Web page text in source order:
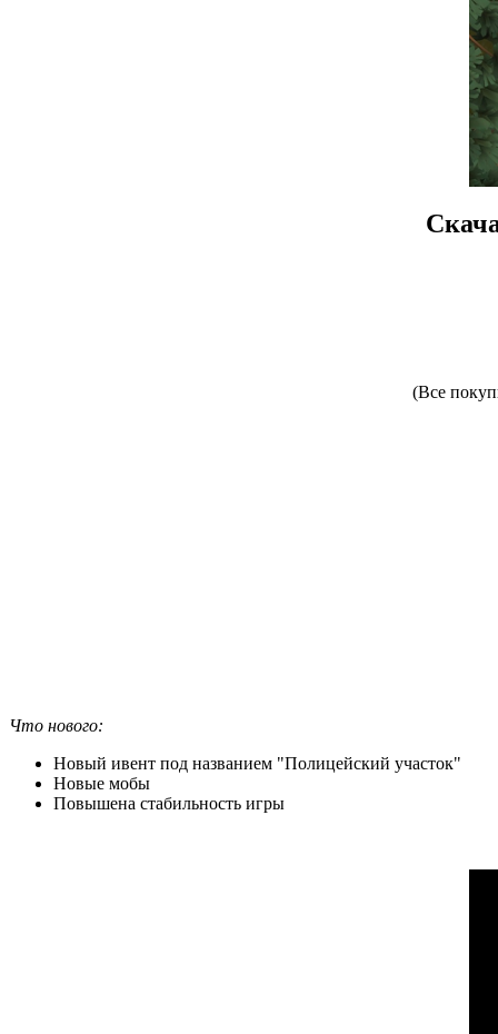
(Все
Что нового:
Новый ивент под названием "Полицейский участок"
Новые мобы
Повышена стабильность игры